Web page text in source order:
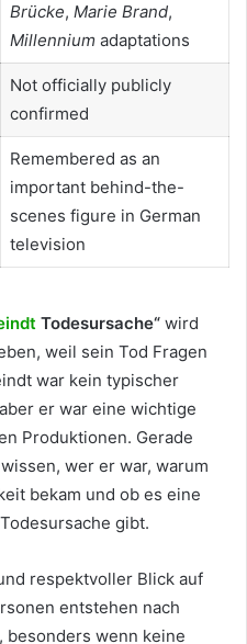
Brücke, Marie Brand,
Millenniumadaptations
Not officially publicly
confirmed
Remembered as an
important behind-the-
scenes figure in German
television
Todesursache“ wird
weil sein Tod Fragen
war kein typischer
er war eine wichtige
Produktionen. Gerade
wer er war, warum
bekam und ob es eine
gibt.
respektvoller Blick auf
entstehen nach
besonders wenn keine